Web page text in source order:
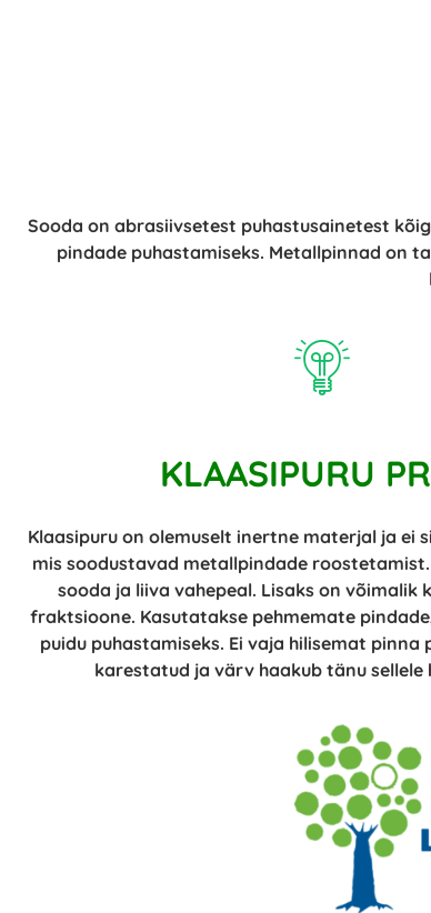
Sooda on abrasiivsetest puhastusainetest
pindade puhastamiseks. Metallpinnad on
KLAASIPURU
Klaasipuru on olemuselt inertne materjal ja ei
mis soodustavad metallpindade
sooda ja liiva vahepeal. Lisaks on võimalik
fraktsioone. Kasutatakse pehmemate
puidu puhastamiseks. Ei vaja hilisemat pinna
karestatud ja värv haakub tänu sellele